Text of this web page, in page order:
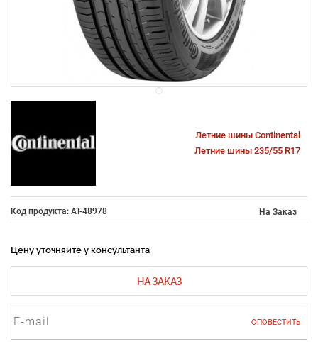
Летние шины Continental
Летние шины 235/55 R17
Код продукта: AT-48978 На Заказ
Цену уточняйте у консультанта
НА ЗАКАЗ
ОПОВЕСТИТЬ